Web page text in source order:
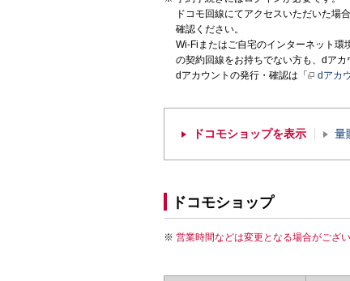
ドコモ回線にてアクセスいただいた場
確認ください。
Wi-Fiまたはご自宅のインターネット
の契約回線をお持ちでない方も、dアカ
dアカウントの発行・確認は「
dアカ
ドコモショップを表示 量
ドコモショップ
営業時間などは変更となる場合がござ